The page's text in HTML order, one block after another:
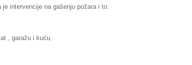
intervencije na gašenju požara i to:
, garažu i kuću,